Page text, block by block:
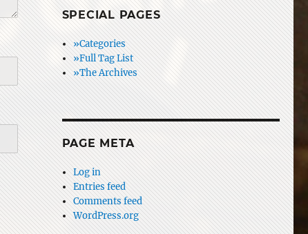
SPECIAL PAGES
»Categories
»Full Tag List
»The Archives
PAGE META
Log in
Entries feed
Comments feed
WordPress.org